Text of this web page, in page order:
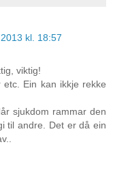
kl. 18:57
viktig!
Ein kan ikkje rekke
sjukdom rammar den
til andre. Det er då ein